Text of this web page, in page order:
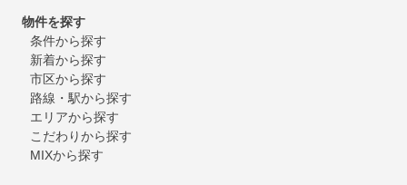
物件を探す
条件から探す
新着から探す
市区から探す
路線・駅から探す
エリアから探す
こだわりから探す
MIXから探す